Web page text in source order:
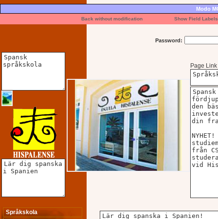
Modo
Back without modification Show Field Labels
Password:
Page Link
Språkskola